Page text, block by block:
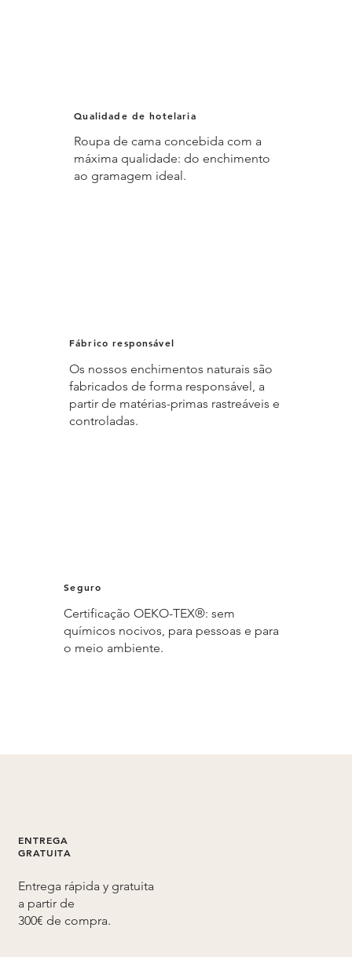
Qualidade de hotelaria
Roupa de cama concebida com a
máxima qualidade: do enchimento
ao gramagem ideal.
Fábrico responsável
Os nossos enchimentos naturais são
fabricados de forma responsável, a
partir de matérias-primas rastreáveis e
controladas.
Seguro
Certificação OEKO-TEX®: sem
químicos nocivos, para pessoas e para
o meio ambiente.
ENTREGA
GRATUITA
Entrega rápida y gratuita
a partir de
300€ de compra.